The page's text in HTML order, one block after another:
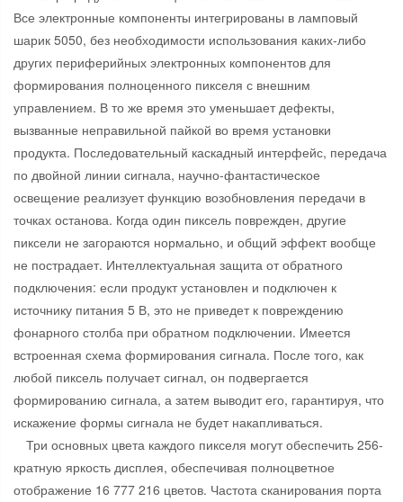
Все электронные компоненты интегрированы в ламповый
шарик 5050, без необходимости использования каких-либо
других периферийных электронных компонентов для
формирования полноценного пикселя с внешним
управлением. В то же время это уменьшает дефекты,
вызванные неправильной пайкой во время установки
продукта. Последовательный каскадный интерфейс, передача
по двойной линии сигнала, научно-фантастическое
освещение реализует функцию возобновления передачи в
точках останова. Когда один пиксель поврежден, другие
пиксели не загораются нормально, и общий эффект вообще
не пострадает. Интеллектуальная защита от обратного
подключения: если продукт установлен и подключен к
источнику питания 5 В, это не приведет к повреждению
фонарного столба при обратном подключении. Имеется
встроенная схема формирования сигнала. После того, как
любой пиксель получает сигнал, он подвергается
формированию сигнала, а затем выводит его, гарантируя, что
искажение формы сигнала не будет накапливаться.
Три основных цвета каждого пикселя могут обеспечить 256-
кратную яркость дисплея, обеспечивая полноцветное
отображение 16 777 216 цветов. Частота сканирования порта